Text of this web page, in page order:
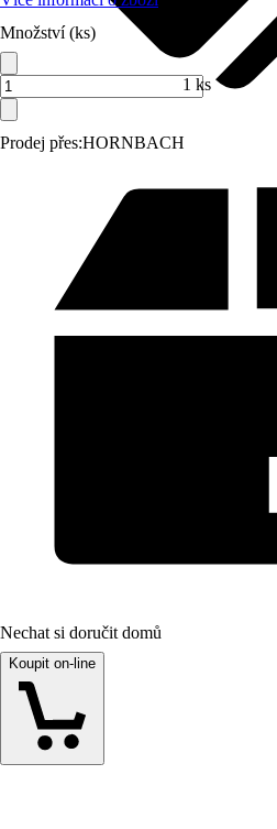
Prodej přes:HORNBACH
Množství (ks)
1 ks
Nechat si doručit domů
Koupit on-line